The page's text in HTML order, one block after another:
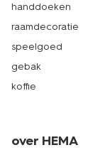
handdoeken
raamdecoratie
speelgoed
gebak
koffie
over HEMA